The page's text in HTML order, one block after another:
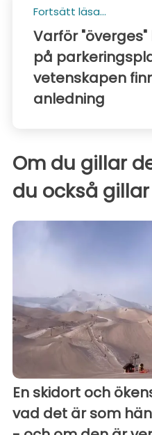
Fortsätt läsa...
Varför
på
vetenskapen
anledning
Om du gillar
du också gillar
En skidort och
vad det är som